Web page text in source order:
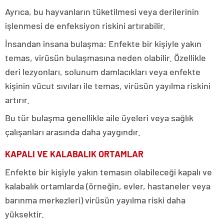
Ayrıca, bu hayvanların tüketilmesi veya derilerinin
işlenmesi de enfeksiyon riskini artırabilir.
İnsandan insana bulaşma: Enfekte bir kişiyle yakın
temas, virüsün bulaşmasına neden olabilir. Özellikle
deri lezyonları, solunum damlacıkları veya enfekte
kişinin vücut sıvıları ile temas, virüsün yayılma riskini
artırır.
Bu tür bulaşma genellikle aile üyeleri veya sağlık
çalışanları arasında daha yaygındır.
KAPALI VE KALABALIK ORTAMLAR
Enfekte bir kişiyle yakın temasın olabileceği kapalı ve
kalabalık ortamlarda (örneğin, evler, hastaneler veya
barınma merkezleri) virüsün yayılma riski daha
yüksektir.